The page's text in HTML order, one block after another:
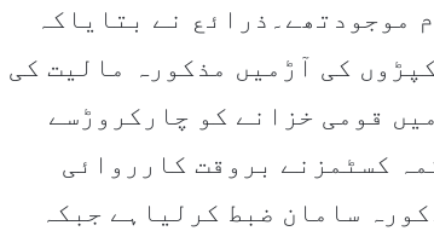
،ٹویوٹاآٹوپارٹس3450کلوگرام موجودتھے۔ذرائع نے بتایاکہ
کی آڑمیں مذکورہ مالیت کی
قومی خزانے کو چارکروڑسے
کسٹمزنے بروقت کارروائی
سامان ضبط کرلیاہے جبکہ